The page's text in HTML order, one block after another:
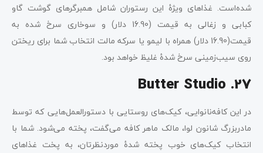
شده‌است. غذاهای ویژۀ این رستوران شامل همبرگرهای گوشت گاو
کبابی و زغالی به قیمت (16.90 دلار) و سوخاری سرخ شده به
قیمت(16.90 دلار) همراه با لیمو یا سرکه مالت انتخاب شما برای ریختن
روی سیب‌زمینی سرخ شدۀ غلیظ خواهد بود.
27. Butter Studio
در این کافه‌نانوایی، کیک‌های روستایی با دستورالعمل‌هایی که توسط
مادربزرگ شانون لوا، مالک ماهر کافه می‌گفت، پخته می‌شود. شما با
انتخاب کیک‌های خوب پخته شدۀ موردنظرتان، به پخت غذاهای